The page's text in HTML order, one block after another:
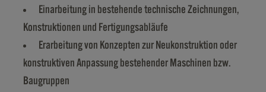
Einarbeitung in bestehende technische Zeichnungen,
Konstruktionen und Fertigungsabläufe
Erarbeitung von Konzepten zur Neukonstruktion oder
konstruktiven Anpassung bestehender Maschinen bzw.
Baugruppen